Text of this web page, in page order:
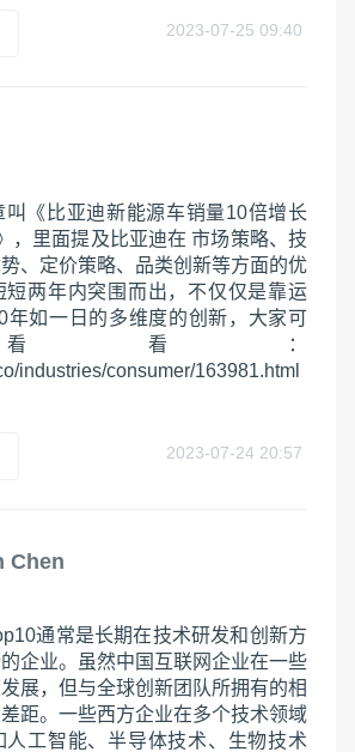
2023-07-25 09:40
《比亚迪新能源车销量10倍增长
，里面提及比亚迪在 市场策略、技
、定价策略、品类创新等方面的优
短两年内突围而出，不仅仅是靠运
年如一日的多维度的创新，大家可
看：
industries/consumer/163981.html
2023-07-24 20:57
Chen
通常是长期在技术研发和创新方
企业。虽然中国互联网企业在一些
展，但与全球创新团队所拥有的相
距。一些西方企业在多个技术领域
人工智能、半导体技术、生物技术